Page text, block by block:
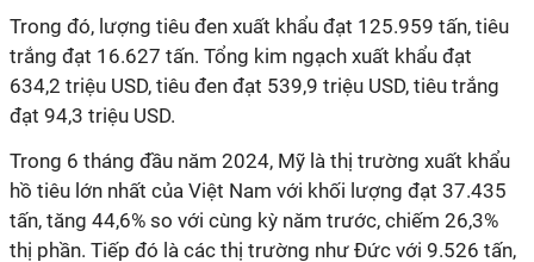
Trong đó, lượng tiêu đen xuất khẩu đạt 125.959 tấn, tiêu
trắng đạt 16.627 tấn. Tổng kim ngạch xuất khẩu đạt
634,2 triệu USD, tiêu đen đạt 539,9 triệu USD, tiêu trắng
đạt 94,3 triệu USD.
Trong 6 tháng đầu năm 2024, Mỹ là thị trường xuất khẩu
hồ tiêu lớn nhất của Việt Nam với khối lượng đạt 37.435
tấn, tăng 44,6% so với cùng kỳ năm trước, chiếm 26,3%
thị phần. Tiếp đó là các thị trường như Đức với 9.526 tấn,